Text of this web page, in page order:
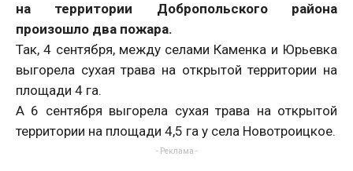
на территории Добропольского района
произошло два пожара.
Так, 4 сентября, между селами Каменка и Юрьевка
выгорела сухая трава на открытой территории на
площади 4 га.
А 6 сентября выгорела сухая трава на открытой
территории на площади 4,5 га у села Новотроицкое.
- Реклама -